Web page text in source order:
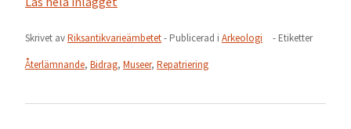
Skrivet avRiksantikvarieämbetet- Publicerad i Arkeologi
- Etiketter
Återlämnande, Bidrag, Museer, Repatriering